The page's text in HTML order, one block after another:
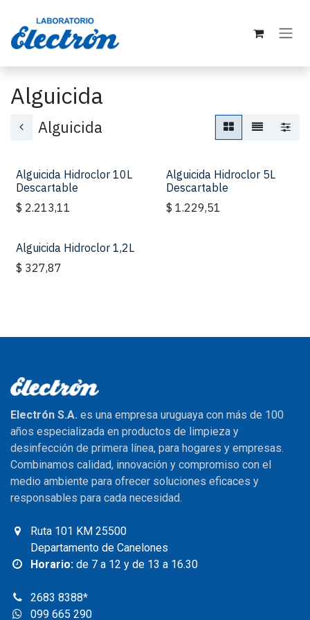
Alguicida
Alguicida
Alguicida Hidroclor 10L
Descartable
$ 2.213,11
Alguicida Hidroclor 5L
Descartable
$ 1.229,51
Alguicida Hidroclor 1,2L
$ 327,87
Electrón S.A. es una empresa uruguaya con más de 100
años especializada en productos de limpieza y
desinfección de primera línea, para hogares y empresas.
Combinamos calidad, innovación y compromiso con el
medio ambiente para ofrecer soluciones eficaces y
responsables para cada necesidad.
Ruta 101 KM 25500
Departamento de Canelones
Horario: de 7 a 12 y de 13 a 16.30
2683 8388*
099 665 290